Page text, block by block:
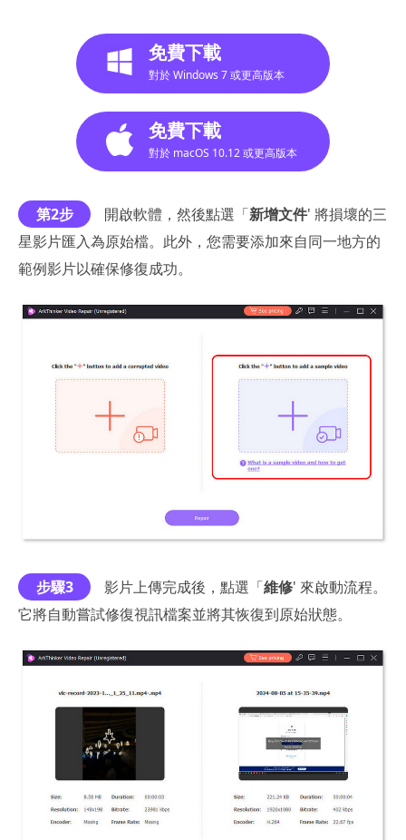
免費下載
對於 Windows 7 或更高版本
免費下載
對於 macOS 10.12 或更高版本
第2步 開啟軟體，然後點選「新增文件' 將損壞的三
星影片匯入為原始檔。此外，您需要添加來自同一地方的
範例影片以確保修復成功。
步驟3 影片上傳完成後，點選「維修' 來啟動流程。
它將自動嘗試修復視訊檔案並將其恢復到原始狀態。